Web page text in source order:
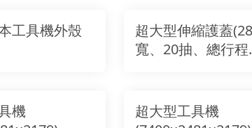
工具機外殼
超大型伸縮護蓋
寬、20抽、總行程
機
超大型工具機